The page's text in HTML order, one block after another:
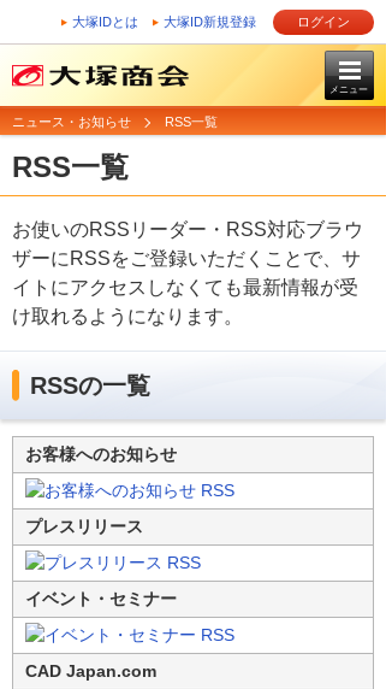
大塚IDとは 大塚ID新規登録 ログイン
メニュー
ニュース・お知らせ RSS一覧
RSS一覧
お使いのRSSリーダー・RSS対応ブラウ
ザーにRSSをご登録いただくことで、サ
イトにアクセスしなくても最新情報が受
け取れるようになります。
RSSの一覧
お客様へのお知らせ
プレスリリース
イベント・セミナー
CAD Japan.com